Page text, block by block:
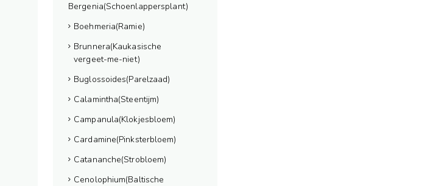
Bergenia(Schoenlappersplant)
Boehmeria(Ramie)
Brunnera(Kaukasische
vergeet-me-niet)
Buglossoides(Parelzaad)
Calamintha(Steentijm)
Campanula(Klokjesbloem)
Cardamine(Pinksterbloem)
Catananche(Strobloem)
Cenolophium(Baltische